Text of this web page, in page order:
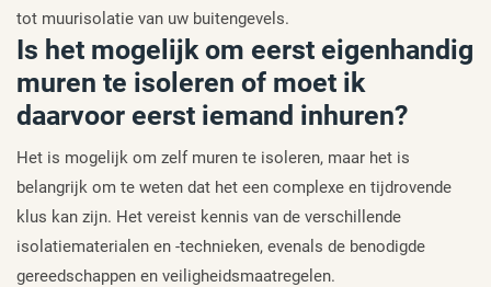
tot muurisolatie van uw buitengevels.
Is het mogelijk om eerst eigenhandig
muren te isoleren of moet ik
daarvoor eerst iemand inhuren?
Het is mogelijk om zelf muren te isoleren, maar het is
belangrijk om te weten dat het een complexe en tijdrovende
klus kan zijn. Het vereist kennis van de verschillende
isolatiematerialen en -technieken, evenals de benodigde
gereedschappen en veiligheidsmaatregelen.